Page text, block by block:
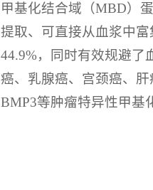
甲基化结合域（MBD）
提取、可直接从血浆中
44.9%，同时有效规避了
癌、乳腺癌、宫颈癌、
BMP3等肿瘤特异性甲基